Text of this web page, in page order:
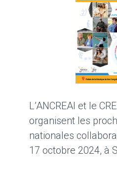
L’ANCREAI et le
organisent les
nationales
17 octobre 2024, à